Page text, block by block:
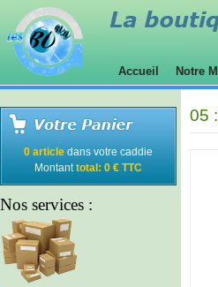
Accueil Notre
0 article dans votre caddie
Montanttotal: 0 € TTC
Nos services :
05